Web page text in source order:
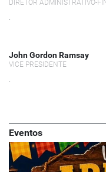
DIRETOR ADMINISTRATIVO-
⁠John Gordon Ramsay
VICE PRESIDENTE
Eventos